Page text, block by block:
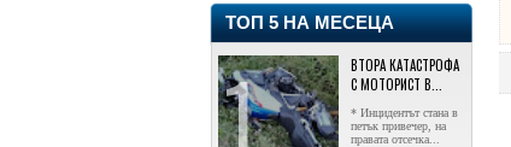
ТОП 5 НА МЕСЕЦА
ВТОРА КАТАСТРОФА
С МОТОРИСТ В...
* Инцидентът стана в
петък привечер, на
правата отсечка...